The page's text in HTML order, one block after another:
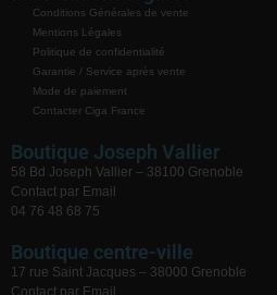
Conditions Générales de vente
Mentions Légales
Politique de confidentialité
Garantie / Service après vente
Mode de paiement
Contacter Ciga France
Boutique Joseph Vallier
58 Bd Joseph Vallier – 38100 Grenoble
Contact par Email
04 76 48 68 75
Boutique centre-ville
17 rue Saint Jacques – 38000 Grenoble
Contact par Email